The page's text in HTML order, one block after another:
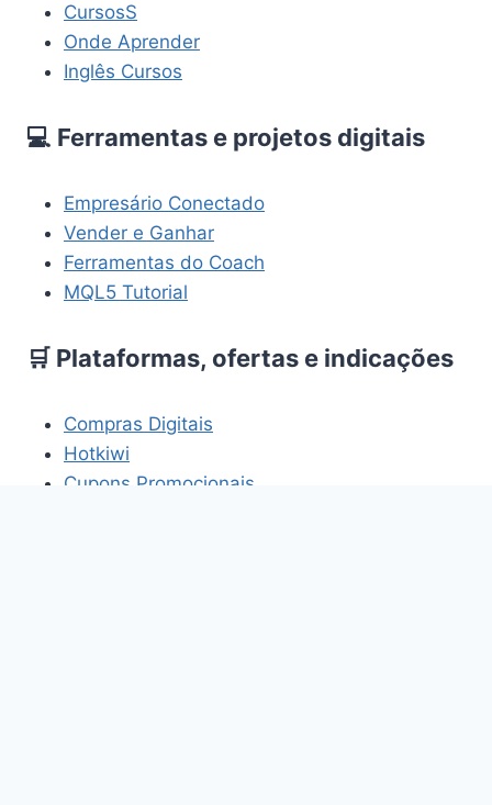
CursosS
Onde Aprender
Inglês Cursos
💻 Ferramentas e projetos digitais
Empresário Conectado
Vender e Ganhar
Ferramentas do Coach
MQL5 Tutorial
🛒 Plataformas, ofertas e indicações
Compras Digitais
Hotkiwi
Cupons Promocionais